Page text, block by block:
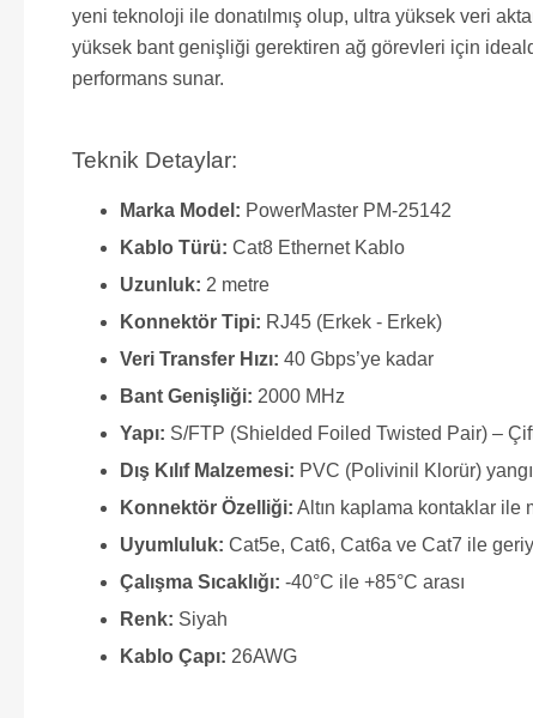
yeni teknoloji ile donatılmış olup, ultra yüksek veri
yüksek bant genişliği gerektiren ağ görevleri için
performans sunar.
Teknik Detaylar:
Marka Model: PowerMaster PM-25142
Kablo Türü: Cat8 Ethernet Kablo
Uzunluk: 2 metre
Konnektör Tipi: RJ45 (Erkek - Erkek)
Veri Transfer Hızı: 40 Gbps’ye kadar
Bant Genişliği: 2000 MHz
Yapı: S/FTP (Shielded Foiled Twisted Pair) –
Dış Kılıf Malzemesi: PVC (Polivinil Klorür)
Konnektör Özelliği: Altın kaplama kontaklar ile
Uyumluluk: Cat5e, Cat6, Cat6a ve Cat7 ile
Çalışma Sıcaklığı: -40°C ile +85°C arası
Renk: Siyah
Kablo Çapı: 26AWG